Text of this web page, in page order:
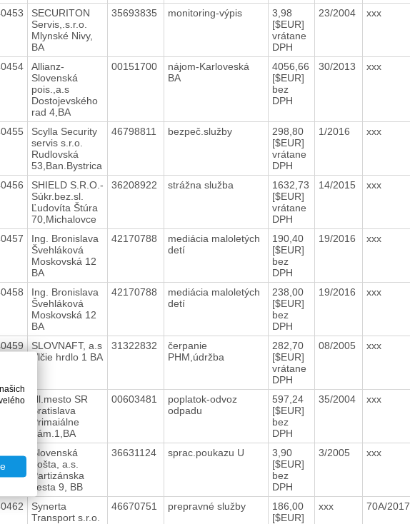
SECURITON
Servis,.s.r.o.
Mlynské Nivy,
BA
35693835 monitoring-výpis
3,98
[$EUR]
vrátane
DPH
23/2004 xxx
Allianz-
Slovenská
pois.,a.s
Dostojevského
rad 4,BA
00151700
nájom-Karloveská
BA
4056,66
[$EUR]
bez
DPH
30/2013 xxx
Scylla Security
servis s.r.o.
Rudlovská
53,Ban.Bystrica
46798811 bezpeč.služby
298,80
[$EUR]
vrátane
DPH
1/2016 xxx
SHIELD S.R.O.-
Súkr.bez.sl.
Ľudovíta Štúra
70,Michalovce
36208922 strážna služba
1632,73
[$EUR]
vrátane
DPH
14/2015 xxx
Ing. Bronislava
Švehláková
Moskovská 12
BA
42170788
mediácia maloletých
detí
190,40
[$EUR]
bez
DPH
19/2016 xxx
Ing. Bronislava
Švehláková
Moskovská 12
BA
42170788
mediácia maloletých
detí
238,00
[$EUR]
bez
DPH
19/2016 xxx
SLOVNAFT, a.s
Vlčie hrdlo 1 BA
31322832
čerpanie
PHM,údržba
282,70
[$EUR]
vrátane
DPH
08/2005 xxx
Hl.mesto SR
Bratislava
Primaiálne
nám.1,BA
00603481
poplatok-odvoz
odpadu
597,24
[$EUR]
bez
DPH
35/2004 xxx
Slovenská
pošta, a.s.
Partizánska
cesta 9, BB
36631124 sprac.poukazu U
3,90
[$EUR]
bez
DPH
3/2005 xxx
Synerta
Transport s.r.o.
46670751 prepravné služby
186,00
[$EUR]
xxx 70A/2017